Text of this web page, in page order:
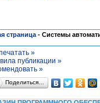
страница - Системы
»
публикации »
»
Поделиться…